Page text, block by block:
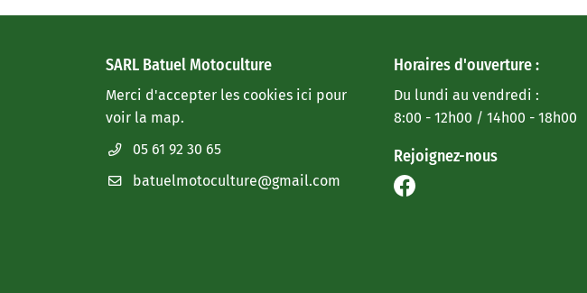
SARL Batuel Motoculture
Merci d'accepter les cookies ici pour
voir la map.
05 61 92 30 65
Horaires d'ouverture :
Du lundi au vendredi :
8:00 - 12h00 / 14h00 - 18h00
Rejoignez-nous